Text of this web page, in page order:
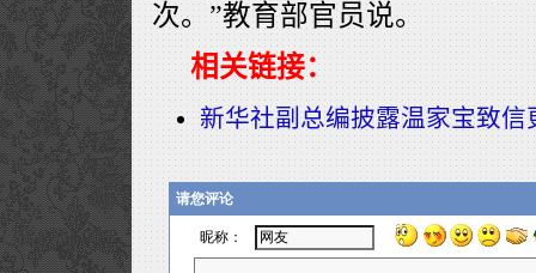
次。”教育部官员说。
相关链接：
新华社副总编披露温家宝致信